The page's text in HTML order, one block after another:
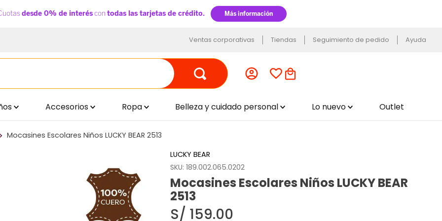
Ventas corporativas Tiendas Seguimiento de pedido Ayuda
Accesorios Ropa Belleza y cuidado personal Lo nuevo Outlet
Mocasines Escolares Niños LUCKY BEAR 2513
LUCKY BEAR
SKU: 189.002.065.0202
Mocasines Escolares Niños LUCKY BEAR
2513
S/ 159.00